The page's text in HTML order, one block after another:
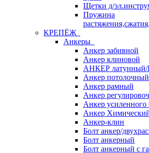
Щетки д/
Пружина
КРЕПЁЖ
Анкеры
Анкер забивной
Анкер клиновой
АНКЕР
Анкер потолочный
Анкер рамный
Анкер
Анкер усиленного
Анкер
Анкер-клин
Болт анкер/
Болт анкерный
Болт анкерный с